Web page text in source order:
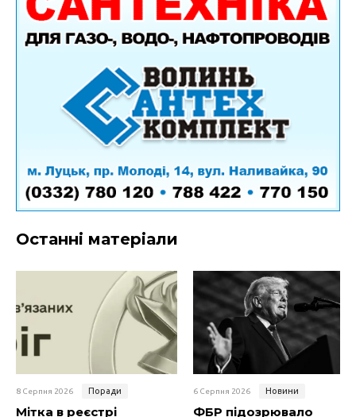
Останні матеріали
8 Серпня 2026 Поради
Мітка в реєстрі
6 Серпня 2026 Новини
ФБР підозрювало